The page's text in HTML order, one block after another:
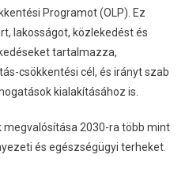
Programot (OLP). Ez
lakosságot, közlekedést és
tartalmazza,
csökkentési cél, és irányt szab
kialakításához is.
2030-ra több mint
és egészségügyi terheket.